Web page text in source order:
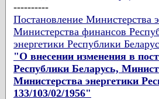
----------
Постановление Министерства
Министерства финансов
энергетики Республики
"О внесении изменения в
Республики Беларусь,
Министерства энергетики
133/103/02/1956"